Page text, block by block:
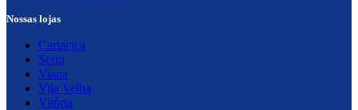
Nossas lojas
Cariacica
Serra
Viana
Vila Velha
Vitória